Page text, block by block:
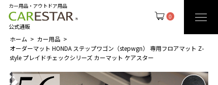
0
カー用品・アウトドア用品
公式通販
ホーム
カー用品
オーダーマット HONDA ステップワゴン（stepwgn） 専用フロアマット Z-
style プレイドチェックシリーズ カーマット ケアスター